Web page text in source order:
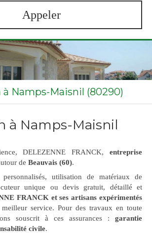
Appeler
à Namps-Maisnil (80290)
à Namps-Maisnil
DELEZENNE FRANCK, entreprise
de Beauvais (60).
utilisation de matériaux de
unique ou devis gratuit, détaillé et
FRANCK et ses artisans expérimentés
service. Pour des travaux en toute
souscrit à ces assurances : garantie
civile.